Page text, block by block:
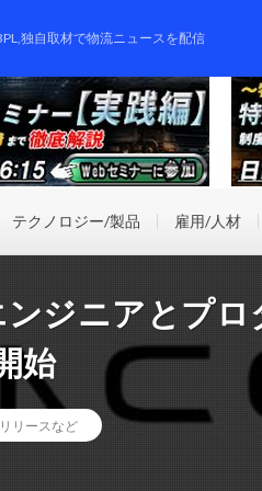
独自取材で物流ニュースを配信
テクノロジー/製品 雇用/人材
ジニアとプロ
始
リースなど